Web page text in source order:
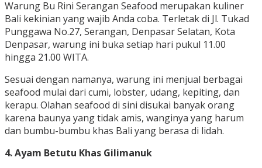
Warung Bu Rini Serangan Seafood merupakan kuliner
Bali kekinian yang wajib Anda coba. Terletak di Jl. Tukad
Punggawa No.27, Serangan, Denpasar Selatan, Kota
Denpasar, warung ini buka setiap hari pukul 11.00
hingga 21.00 WITA.
Sesuai dengan namanya, warung ini menjual berbagai
seafood mulai dari cumi, lobster, udang, kepiting, dan
kerapu. Olahan seafood di sini disukai banyak orang
karena baunya yang tidak amis, wanginya yang harum
dan bumbu-bumbu khas Bali yang berasa di lidah.
4. Ayam Betutu Khas Gilimanuk